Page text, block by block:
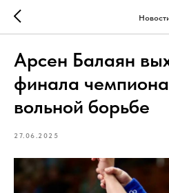
Арсен Балаян
финала
вольной борьбе
27.06.2025